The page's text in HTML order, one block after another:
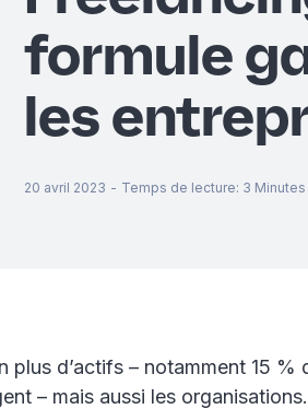
formule
les
20 avril 2023 - Temps de lecture: 3 Minutes
plus d’actifs – notamment 15 %
– mais aussi les organisations.